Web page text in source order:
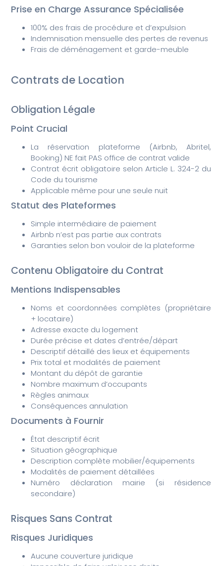
Prise en Charge Assurance Spécialisée
100% des frais de procédure et d’expulsion
Indemnisation mensuelle des pertes de revenus
Frais de déménagement et garde-meuble
Contrats de Location
Obligation Légale
Point Crucial
La réservation plateforme (Airbnb, Abritel,
Booking) NE fait PAS office de contrat valide
Contrat écrit obligatoire selon Article L. 324-2 du
Code du tourisme
Applicable même pour une seule nuit
Statut des Plateformes
Simple intermédiaire de paiement
Airbnb n’est pas partie aux contrats
Garanties selon bon vouloir de la plateforme
Contenu Obligatoire du Contrat
Mentions Indispensables
Noms et coordonnées complètes (propriétaire
+ locataire)
Adresse exacte du logement
Durée précise et dates d’entrée/départ
Descriptif détaillé des lieux et équipements
Prix total et modalités de paiement
Montant du dépôt de garantie
Nombre maximum d’occupants
Règles animaux
Conséquences annulation
Documents à Fournir
État descriptif écrit
Situation géographique
Description complète mobilier/équipements
Modalités de paiement détaillées
Numéro déclaration mairie (si résidence
secondaire)
Risques Sans Contrat
Risques Juridiques
Aucune couverture juridique